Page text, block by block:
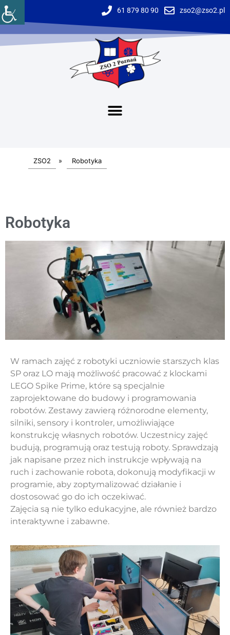
61 879 80 90 zso2@zso2.pl
ZSO2 » Robotyka
Robotyka
W ramach zajęć z robotyki uczniowie starszych klas
SP oraz LO mają możliwość pracować z klockami
LEGO Spike Prime, które są specjalnie
zaprojektowane do budowy i programowania
robotów. Zestawy zawierą różnorodne elementy,
silniki, sensory i kontroler, umożliwiające
konstrukcję własnych robotów. Uczestnicy zajęć
budują, programują oraz testują roboty. Sprawdzają
jak napisane przez nich instrukcje wpływają na
ruch i zachowanie robota, dokonują modyfikacji w
programie, aby zoptymalizować działanie i
dostosować go do ich oczekiwać.
Zajęcia są nie tylko edukacyjne, ale również bardzo
interaktywne i zabawne.